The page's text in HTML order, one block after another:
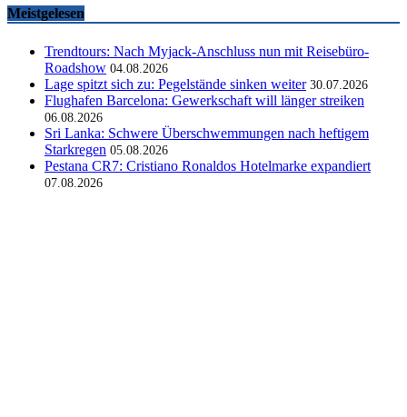
Meistgelesen
Trendtours: Nach Myjack-Anschluss nun mit Reisebüro-
Roadshow 04.08.2026
Lage spitzt sich zu: Pegelstände sinken weiter 30.07.2026
Flughafen Barcelona: Gewerkschaft will länger streiken
06.08.2026
Sri Lanka: Schwere Überschwemmungen nach heftigem
Starkregen 05.08.2026
Pestana CR7: Cristiano Ronaldos Hotelmarke expandiert
07.08.2026